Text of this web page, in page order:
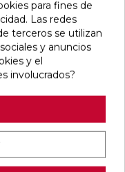
con acabado
rectangular de
como para
y espacios
a las manchas,
apto para paredes
con las colecciones
contemporáneo y
y simulando un
para fines de
Las redes
terceros se utilizan
y anuncios
y el
involucrados?